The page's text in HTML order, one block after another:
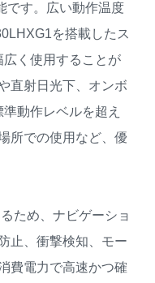
です。広い動作温度
を搭載したス
く使用することが
直射日光下、オンボ
動作レベルを超え
所での使用など、優
ため、ナビゲーショ
止、衝撃検知、モー
費電力で高速かつ確